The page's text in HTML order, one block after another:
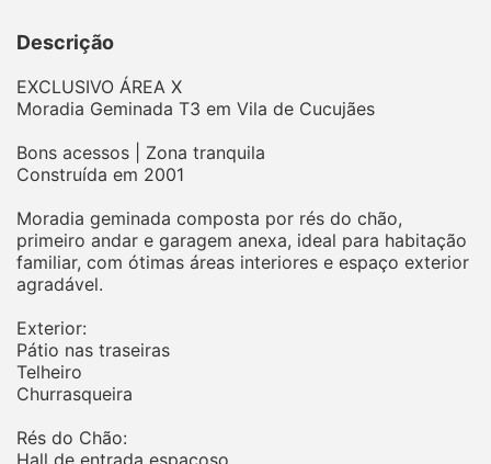
Descrição
EXCLUSIVO ÁREA X
Moradia Geminada T3 em Vila de Cucujães
Bons acessos | Zona tranquila
Construída em 2001
Moradia geminada composta por rés do chão,
primeiro andar e garagem anexa, ideal para habitação
familiar, com ótimas áreas interiores e espaço exterior
agradável.
Exterior:
Pátio nas traseiras
Telheiro
Churrasqueira
Rés do Chão:
Hall de entrada espaçoso